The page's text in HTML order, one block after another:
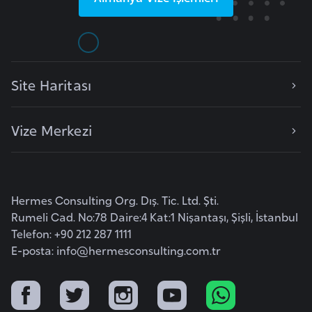
Site Haritası
Vize Merkezi
Hermes Consulting Org. Dış. Tic. Ltd. Şti.
Rumeli Cad. No:78 Daire:4 Kat:1 Nişantaşı, Şişli, İstanbul
Telefon: +90 212 287 1111
E-posta: info@hermesconsulting.com.tr
i
a
n
i
a
r